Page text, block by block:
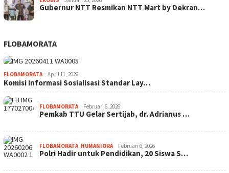
Gubernur NTT Resmikan NTT Mart by Dekran…
FLOBAMORATA
FLOBAMORATA April 11, 2026
Komisi Informasi Sosialisasi Standar Lay…
FLOBAMORATA Februari 6, 2026
Pemkab TTU Gelar Sertijab, dr. Adrianus …
FLOBAMORATA, HUMANIORA Februari 6, 2026
Polri Hadir untuk Pendidikan, 20 Siswa S…